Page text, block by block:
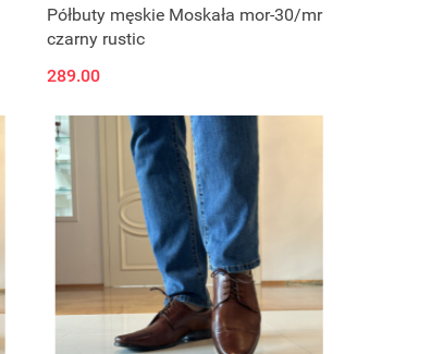
Półbuty męskie Moskała mor-30/mr
czarny rustic
289.00